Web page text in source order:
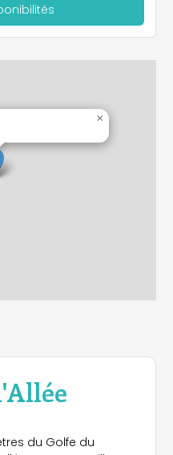
du Golfe du
×